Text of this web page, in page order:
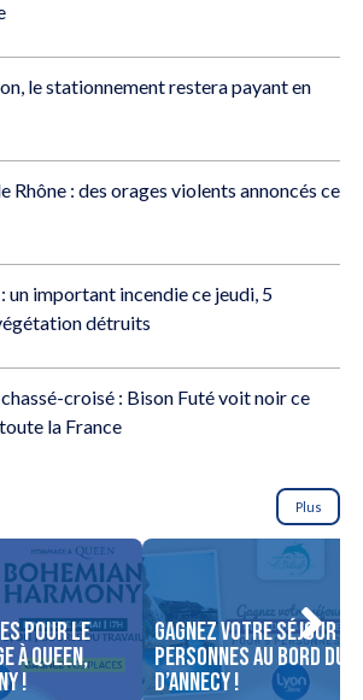
le stationnement restera payant en
Rhône : des orages violents annoncés ce
un important incendie ce jeudi, 5
détruits
croisé : Bison Futé voit noir ce
la France
Plus
pour le
à Queen,
!
Gagnez votre séjour
personnes au bord du
d’Annecy !